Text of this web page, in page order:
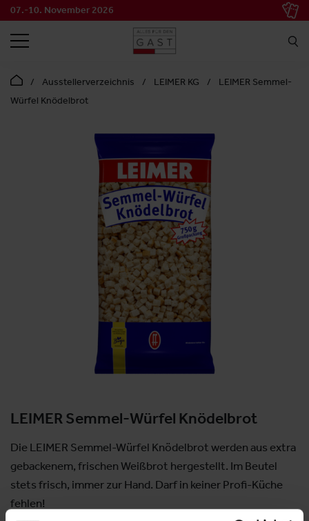
07.-10. November 2026
SUCHEN
Ausstellerverzeichnis LEIMER KG
LEIMER Semmel-
Würfel Knödelbrot
LEIMER Semmel-Würfel Knödelbrot
Die LEIMER Semmel-Würfel Knödelbrot werden aus extra
gebackenem, frischen Weißbrot hergestellt. Im Beutel
stets frisch, immer zur Hand. Darf in keiner Profi-Küche
fehlen!